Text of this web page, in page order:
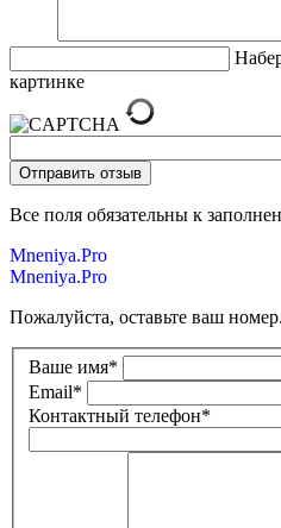
картинке
Все поля обязательны к
Mneniya.Pro
Mneniya.Pro
Пожалуйста, оставьте ваш
Ваше имя*
Email*
Контактный телефон*